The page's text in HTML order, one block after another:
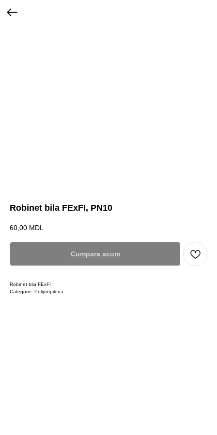
Robinet bila FExFI, PN10
60,00 MDL
Cumpara acum
Robinet bila FExFI
Categorie: Polipropilena